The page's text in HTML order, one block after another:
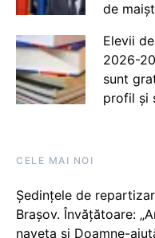
de
Elevii
2026-
sunt
profil și
CELE MAI NOI
Ședințele de
Brașov. Învățătoare:
naveta și Doamne-